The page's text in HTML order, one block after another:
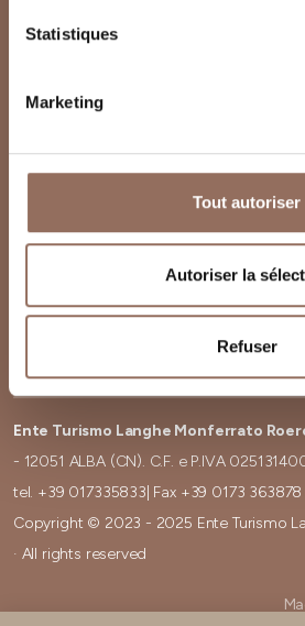
Statistiques
Marketing
Tout autoriser
Autoriser la
Refuser
Cookies
Privacy
Ente Turismo Langhe Monferrato
- 12051 ALBA (CN). C.F. e P.IVA
tel. +39 017335833 | Fax +39 0173 363878
Copyright © 2023 - 2025 Ente Turismo
· All rights reserved